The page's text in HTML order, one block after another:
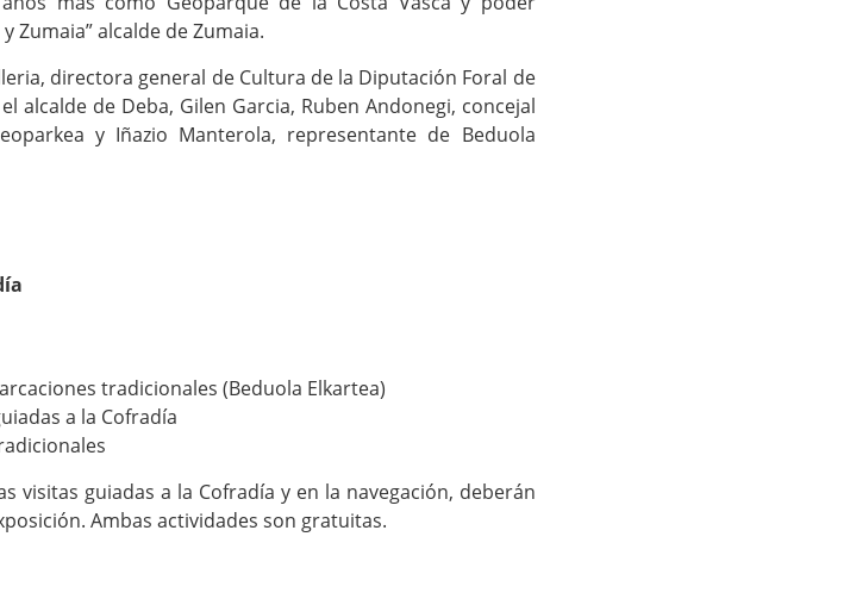
Zumaia” alcalde de Zumaia.
directora general de Cultura de la Diputación Foral de
alcalde de Deba, Gilen Garcia, Ruben Andonegi, concejal
y Iñazio Manterola, representante de Beduola
tradicionales (Beduola Elkartea)
a la Cofradía
visitas guiadas a la Cofradía y en la navegación, deberán
Ambas actividades son gratuitas.